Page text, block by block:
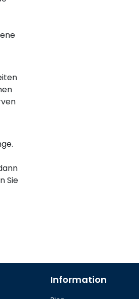
Sie
Information